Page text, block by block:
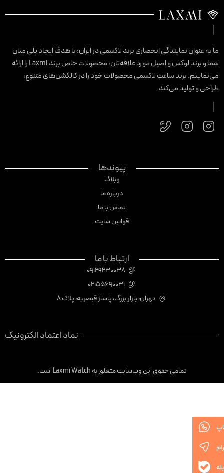
به عنوان نمایندگی انحصاری برند لاکسمی در ایران؛ با هدف ایجاد پلی میان
شما و برند لوکس و اصیل مورد علاقه‌تان، محصولات خاص برند Laxmi را ارائه
برند ساعت لاکسمی محصولات خود را در کالکشن‌های متنوع،
و تولید می‌کند.
پیوندها
وبلاگ
درباره ما
تماس با ما
قوانین سایت
ارتباط با ما
09129230038
02155690031
تهران، بازار بزرگ، پاساژ قیصریه، پلاک 8
نماد اعتماد الکترونیک
تمامی حقوق این وب‌سایت متعلق به Laxmi Watch است.